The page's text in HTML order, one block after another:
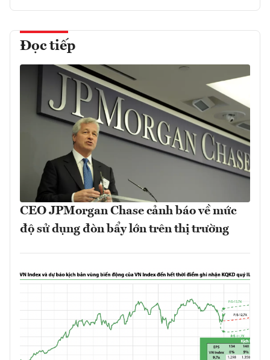
Đọc tiếp
CEO JPMorgan Chase cảnh báo về mức
độ sử dụng đòn bẩy lớn trên thị trường